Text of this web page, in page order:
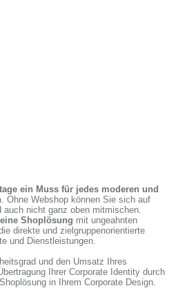
ein Muss für jedes moderen und
. Ohne Webshop können Sie sich auf
auch nicht ganz oben mitmischen.
Shoplösung mit ungeahnten
direkte und zielgruppenorientierte
und Dienstleistungen.
und den Umsatz Ihres
Ihrer Corporate Identity durch
in Ihrem Corporate Design.